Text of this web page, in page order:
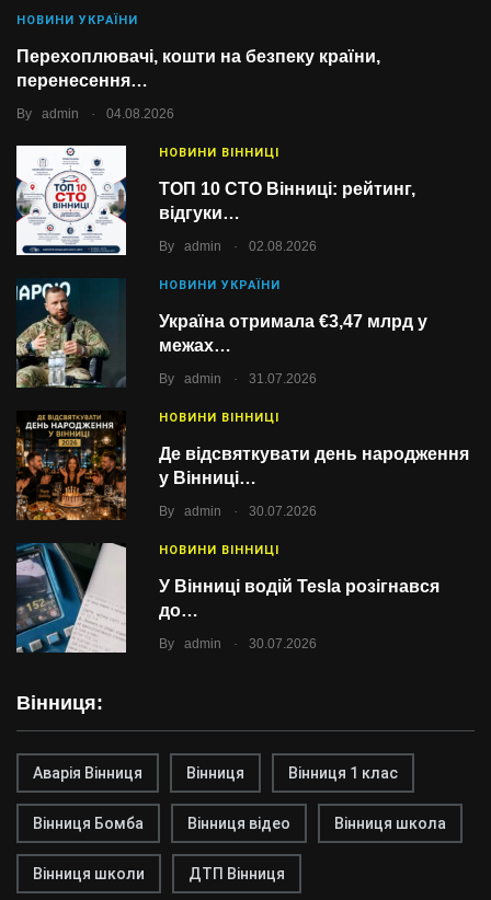
НОВИНИ УКРАЇНИ
Перехоплювачі, кошти на безпеку країни,
перенесення…
By admin . 04.08.2026
НОВИНИ ВІННИЦІ
ТОП 10 СТО Вінниці: рейтинг,
відгуки…
By admin . 02.08.2026
НОВИНИ УКРАЇНИ
Україна отримала €3,47 млрд у
межах…
By admin . 31.07.2026
НОВИНИ ВІННИЦІ
Де відсвяткувати день народження
у Вінниці…
By admin . 30.07.2026
НОВИНИ ВІННИЦІ
У Вінниці водій Tesla розігнався
до…
By admin . 30.07.2026
Вінниця:
Аварія Вінниця Вінниця Вінниця 1 клас
Вінниця Бомба Вінниця відео Вінниця школа
Вінниця школи ДТП Вінниця